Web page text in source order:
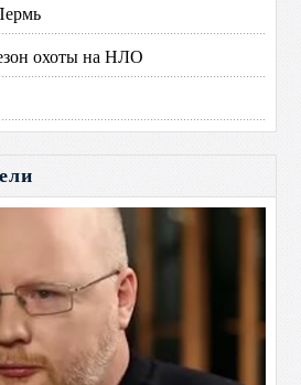
охоты на НЛО